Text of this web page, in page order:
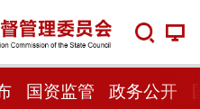
国资监管 政务公开